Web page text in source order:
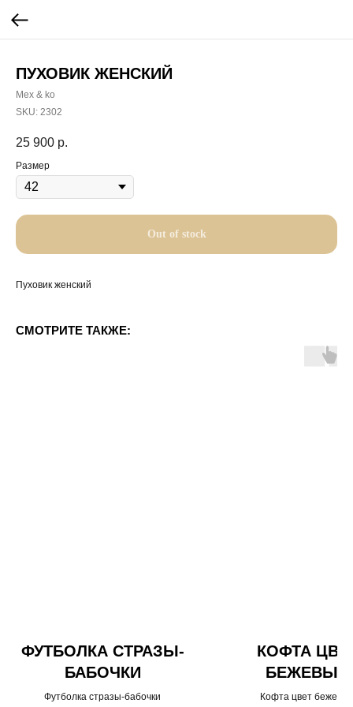
ПУХОВИК ЖЕНСКИЙ
Mex & ko
SKU: 2302
25 900 р.
Размер
Out of stock
Пуховик женский
СМОТРИТЕ ТАКЖЕ:
ФУТБОЛКА СТРАЗЫ-
БАБОЧКИ
Футболка стразы-бабочки
КОФТА
БЕЖЕВЫЙ
Кофта цвет